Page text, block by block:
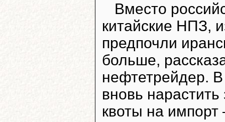
Вместо
китайские НПЗ,
предпочли
больше,
нефтетрейдер.
вновь
квоты на импорт